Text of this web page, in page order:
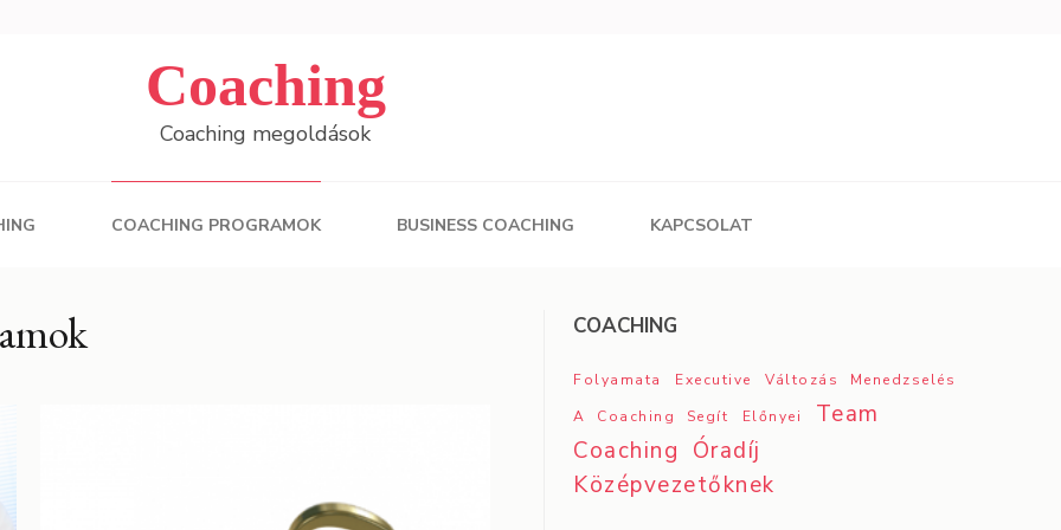
Coaching
Coaching megoldások
COACHING PROGRAMOK BUSINESS COACHING KAPCSOLAT
COACHING
Folyamata Executive
Változás Menedzselés
A Coaching Segít
Előnyei
Team
Coaching Óradíj
Középvezetőknek